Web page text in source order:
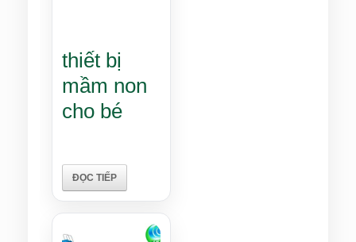
thiết bị
mầm non
cho bé
ĐỌC TIẾP